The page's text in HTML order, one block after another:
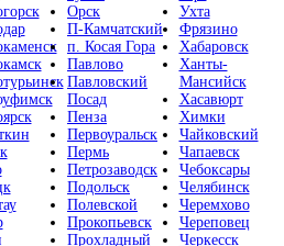
Орск
П-Камчатский
п. Косая Гора
Павлово
Павловский
Посад
Пенза
Первоуральск
Пермь
Петрозаводск
Подольск
Полевской
Прокопьевск
Прохладный
Ухта
Фрязино
Хабаровск
Ханты-
Мансийск
Хасавюрт
Химки
Чайковский
Чапаевск
Чебоксары
Челябинск
Черемхово
Череповец
Черкесск